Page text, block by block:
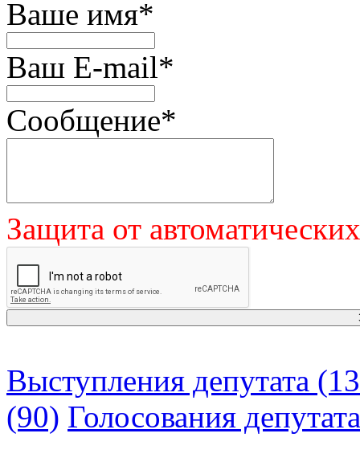
Ваше имя*
Ваш E-mail*
Сообщение*
Защита от
Выступления депутата
(90) Голосования депутата